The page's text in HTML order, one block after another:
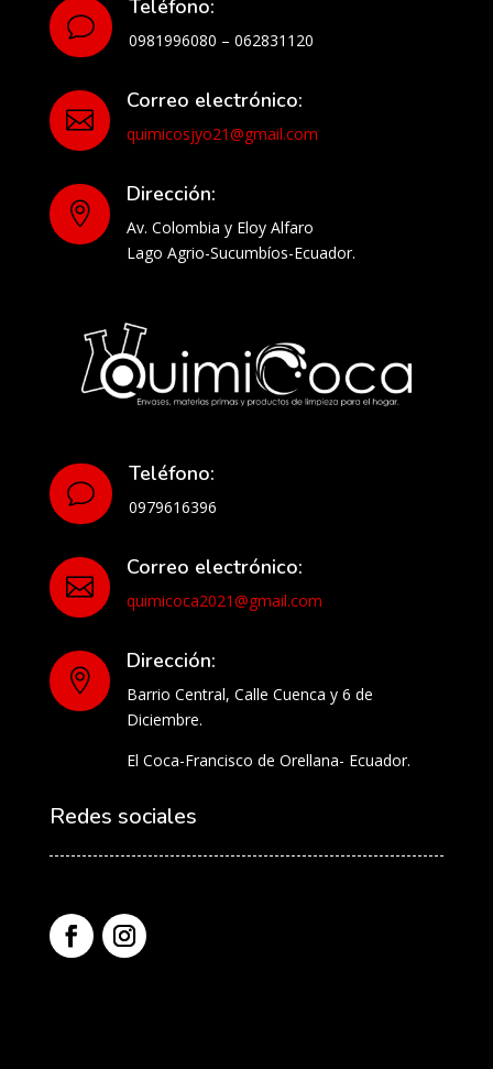
v
Teléfono:
0981996080 – 062831120

Correo electrónico:
quimicosjyo21@gmail.com

Dirección:
Av. Colombia y Eloy Alfaro
Lago Agrio-Sucumbíos-Ecuador.
v
Teléfono:
0979616396

Correo electrónico:
quimicoca2021@gmail.com

Dirección:
Barrio Central, Calle Cuenca y 6 de
Diciembre.
El Coca-Francisco de Orellana- Ecuador.
Redes sociales